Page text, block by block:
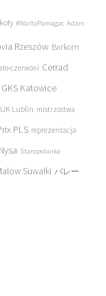
#WartoPomagac Adam
Rzeszów Barkom
czerwoni Cerrad
GKS Katowice
Lublin mistrzostwa
PLS reprezentacja
Staropolanka
Suwałki バレー